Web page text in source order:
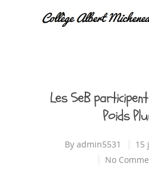
Les 5eB
Poids
By admin5531
15
No